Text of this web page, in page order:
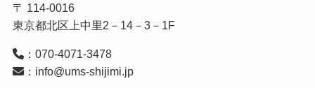
〒 114-0016
東京都北区上中里2－14－3－1F
：070-4071-3478
：info@ums-shijimi.jp